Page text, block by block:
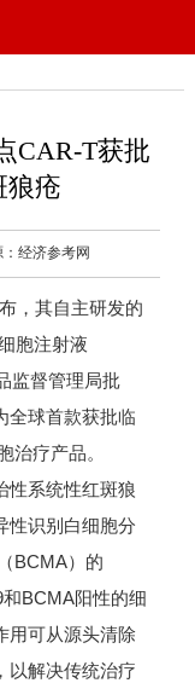
CAR-T获批
狼疮
：经济参考网
，其自主研发的
胞注射液
监督管理局批
全球首款获批临
治疗产品。
性系统性红斑狼
性识别白细胞分
BCMA）的
BCMA阳性的细
用可从源头清除
以解决传统治疗